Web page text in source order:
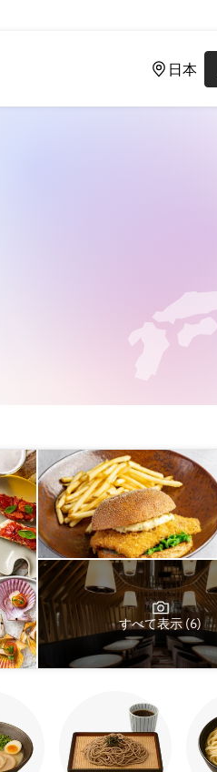
日本
すべて表示 (6)